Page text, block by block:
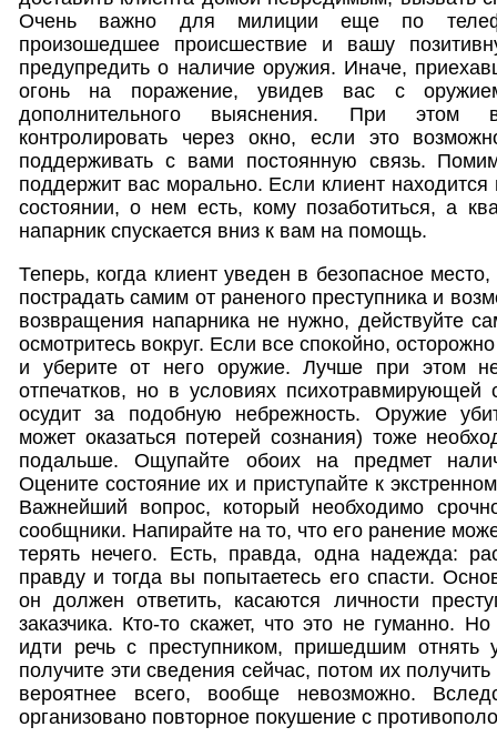
Очень важно для милиции еще по
произошедшее происшествие и вашу
предупредить о наличие оружия. Иначе,
огонь на поражение, увидев вас с
дополнительного выяснения. При этом
контролировать через окно, если это
поддерживать с вами постоянную связь.
поддержит вас морально. Если клиент находится
состоянии, о нем есть, кому позаботиться, а
напарник спускается вниз к вам на помощь.
Теперь, когда клиент уведен в безопасное
пострадать самим от раненого преступника и
возвращения напарника не нужно, действуйте
осмотритесь вокруг. Если все спокойно,
и уберите от него оружие. Лучше при этом
отпечатков, но в условиях психотравмирующей
осудит за подобную небрежность. Оружие
может оказаться потерей сознания) тоже
подальше. Ощупайте обоих на предмет
Оцените состояние их и приступайте к
Важнейший вопрос, который необходимо
сообщники. Напирайте на то, что его ранение
терять нечего. Есть, правда, одна надежда:
правду и тогда вы попытаетесь его спасти.
он должен ответить, касаются личности
заказчика. Кто-то скажет, что это не гуманно.
идти речь с преступником, пришедшим
получите эти сведения сейчас, потом их
вероятнее всего, вообще невозможно.
организовано повторное покушение с